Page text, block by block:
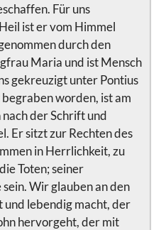
Für uns
ist er vom Himmel
durch den
Maria und ist Mensch
gekreuzigt unter Pontius
worden, ist am
der Schrift und
Er sitzt zur Rechten des
in Herrlichkeit, zu
Toten; seiner
Wir glauben an den
und lebendig macht, der
hervorgeht, der mit